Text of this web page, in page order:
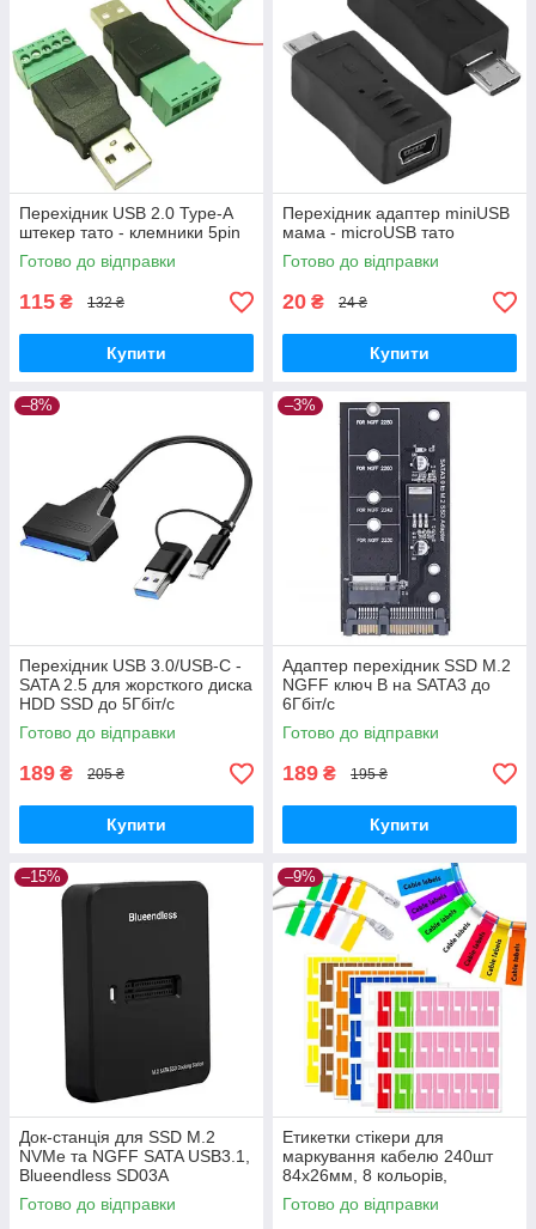
Перехідник USB 2.0 Type-A
штекер тато - клемники 5pin
Готово до відправки
115 ₴ 132 ₴
Купити
Перехідник адаптер miniUSB
мама - microUSB тато
Готово до відправки
20 ₴ 24 ₴
Купити
–8%
Перехідник USB 3.0/USB-C -
SATA 2.5 для жорсткого диска
HDD SSD до 5Гбіт/с
Готово до відправки
189 ₴ 205 ₴
Купити
–3%
Адаптер перехідник SSD M.2
NGFF ключ B на SATA3 до
6Гбіт/с
Готово до відправки
189 ₴ 195 ₴
Купити
–15%
Док-станція для SSD M.2
NVMe та NGFF SATA USB3.1,
Blueendless SD03A
Готово до відправки
–9%
Етикетки стікери для
маркування кабелю 240шт
84x26мм, 8 кольорів,
водонепроникні
Готово до відправки